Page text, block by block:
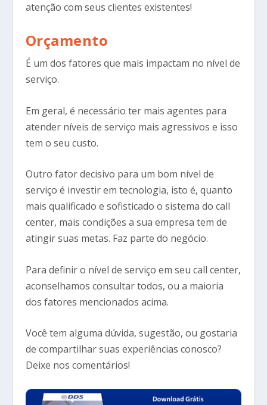
atenção com seus clientes existentes!
Orçamento
É um dos fatores que mais impactam no nível de
serviço.
Em geral, é necessário ter mais agentes para
atender níveis de serviço mais agressivos e isso
tem o seu custo.
Outro fator decisivo para um bom nível de
serviço é investir em tecnologia, isto é, quanto
mais qualificado e sofisticado o sistema do call
center, mais condições a sua empresa tem de
atingir suas metas. Faz parte do negócio.
Para definir o nível de serviço em seu call center,
aconselhamos consultar todos, ou a maioria
dos fatores mencionados acima.
Você tem alguma dúvida, sugestão, ou gostaria
de compartilhar suas experiências conosco?
Deixe nos comentários!